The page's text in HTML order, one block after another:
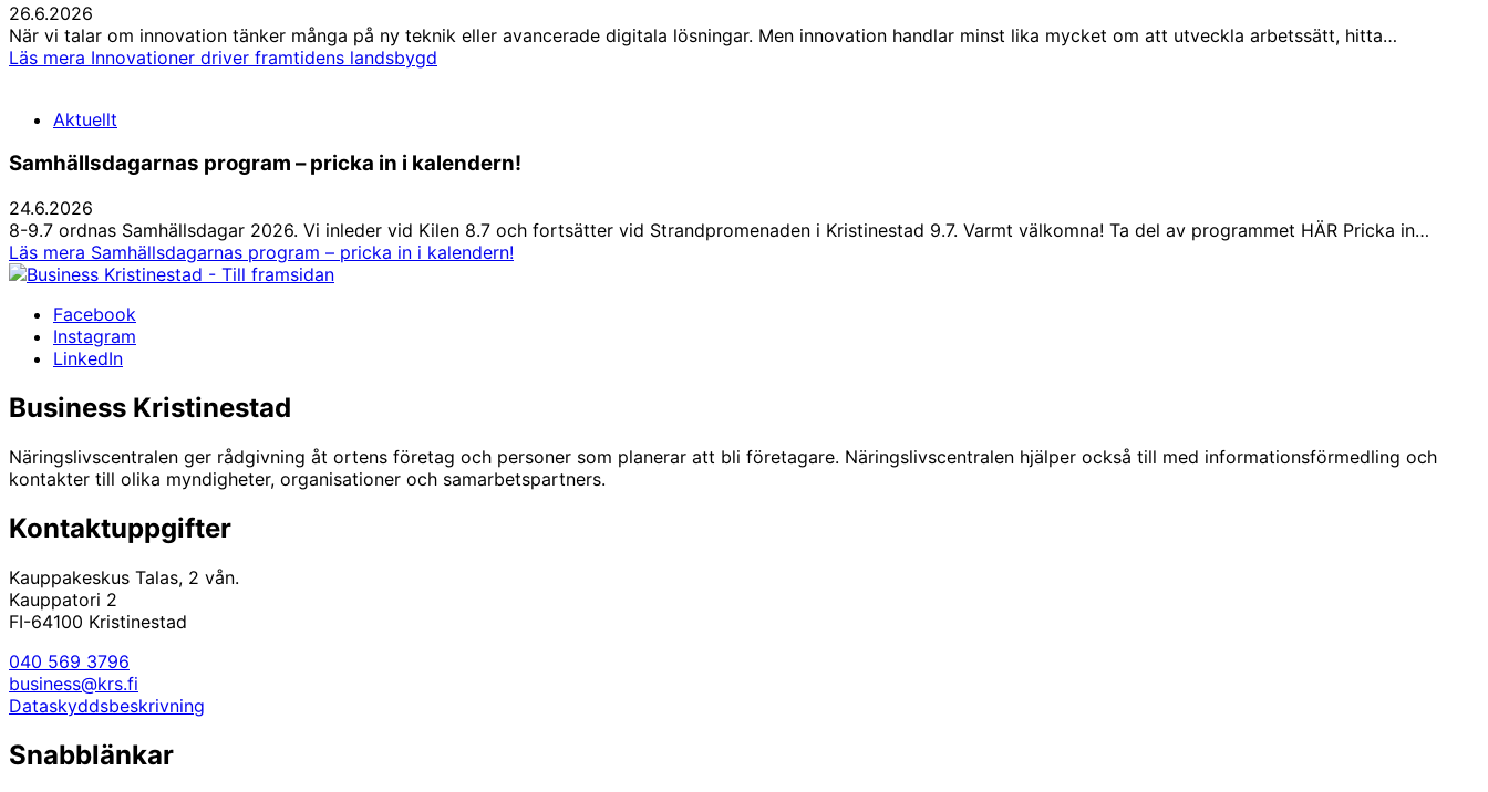
26.6.2026
När vi talar om innovation tänker många på ny teknik eller avancerade digitala lösningar. Men innovation handlar minst lika mycket om att utveckla arbetssätt, hitta…
Läs mera Innovationer driver framtidens landsbygd
Aktuellt
Samhällsdagarnas program – pricka in i kalendern!
24.6.2026
8-9.7 ordnas Samhällsdagar 2026. Vi inleder vid Kilen 8.7 och fortsätter vid Strandpromenaden i Kristinestad 9.7. Varmt välkomna! Ta del av programmet HÄR Pricka in…
Läs mera Samhällsdagarnas program – pricka in i kalendern!
Facebook
Instagram
LinkedIn
Business Kristinestad
Näringslivscentralen ger rådgivning åt ortens företag och personer som planerar att bli företagare. Näringslivscentralen hjälper också till med informationsförmedling och
kontakter till olika myndigheter, organisationer och samarbetspartners.
Kontaktuppgifter
Kauppakeskus Talas, 2 vån.
Kauppatori 2
FI-64100 Kristinestad
040 569 3796
business@krs.fi
Dataskyddsbeskrivning
Snabblänkar